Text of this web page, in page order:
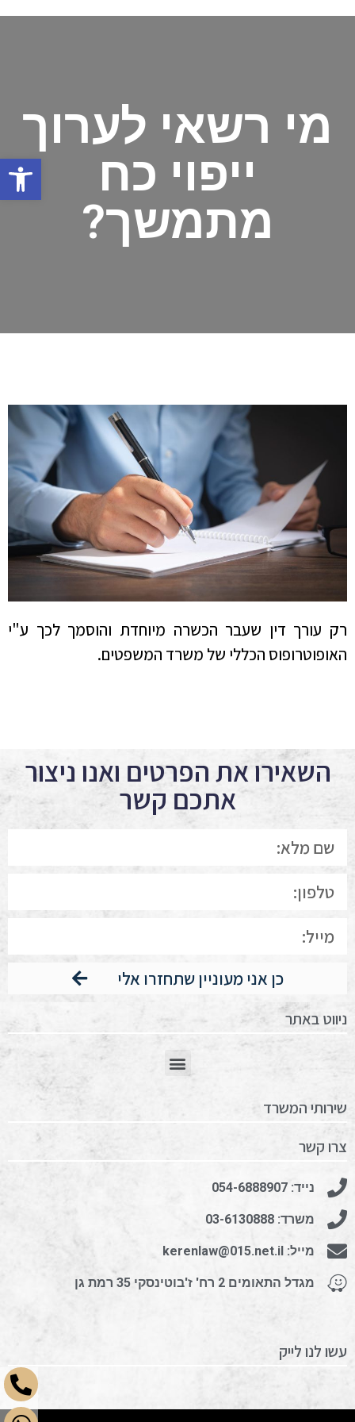
מי רשאי לערוך
ייפוי כח
מתמשך?
רק עורך דין שעבר הכשרה מיוחדת והוסמך לכך ע"י
האופוטרופוס הכללי של משרד המשפטים.
השאירו את הפרטים ואנו ניצור
אתכם קשר
כן אני מעוניין שתחזרו אלי
ניווט באתר
שירותי המשרד
צרו קשר
נייד: 054-6888907
משרד: 03-6130888
מייל: kerenlaw@015.net.il
מגדל התאומים 2 רח' ז'בוטינסקי 35 רמת גן
עשו לנו לייק